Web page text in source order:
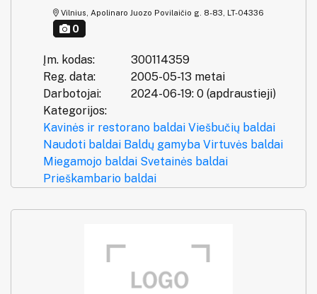
Vilnius, Apolinaro Juozo Povilaičio g. 8-83, LT-04336
0
Įm. kodas:
300114359
Reg. data:
2005-05-13 metai
Darbotojai:
2024-06-19: 0 (apdraustieji)
Kategorijos:
Kavinės ir restorano baldai Viešbučių baldai
Naudoti baldai Baldų gamyba Virtuvės baldai
Miegamojo baldai Svetainės baldai
Prieškambario baldai